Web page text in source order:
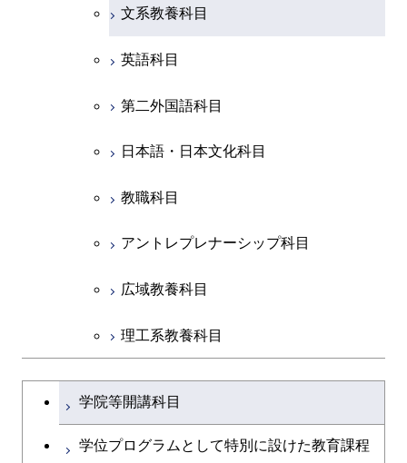
初年次専門科目
創造プロセス科目
共通専門科目
文系教養科目
英語科目
第二外国語科目
日本語・日本文化科目
教職科目
アントレプレナーシップ科目
広域教養科目
理工系教養科目
学士課程を切り替える
学院等開講科目
学位プログラムとして特別に設けた教育課程